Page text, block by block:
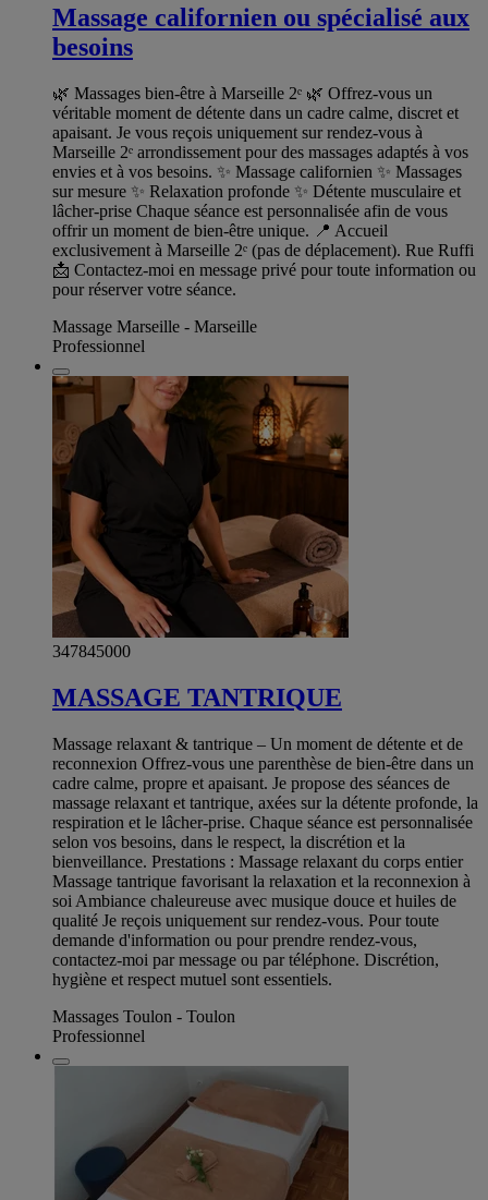
Massage californien ou spécialisé aux
besoins
🌿 Massages bien-être à Marseille 2ᵉ 🌿 Offrez-vous un
véritable moment de détente dans un cadre calme, discret et
apaisant. Je vous reçois uniquement sur rendez-vous à
Marseille 2ᵉ arrondissement pour des massages adaptés à vos
envies et à vos besoins. ✨ Massage californien ✨ Massages
sur mesure ✨ Relaxation profonde ✨ Détente musculaire et
lâcher-prise Chaque séance est personnalisée afin de vous
offrir un moment de bien-être unique. 📍 Accueil
exclusivement à Marseille 2ᵉ (pas de déplacement). Rue Ruffi
📩 Contactez-moi en message privé pour toute information ou
pour réserver votre séance.
Massage Marseille - Marseille
Professionnel
347845000
MASSAGE TANTRIQUE
Massage relaxant & tantrique – Un moment de détente et de
reconnexion Offrez-vous une parenthèse de bien-être dans un
cadre calme, propre et apaisant. Je propose des séances de
massage relaxant et tantrique, axées sur la détente profonde, la
respiration et le lâcher-prise. Chaque séance est personnalisée
selon vos besoins, dans le respect, la discrétion et la
bienveillance. Prestations : Massage relaxant du corps entier
Massage tantrique favorisant la relaxation et la reconnexion à
soi Ambiance chaleureuse avec musique douce et huiles de
qualité Je reçois uniquement sur rendez-vous. Pour toute
demande d'information ou pour prendre rendez-vous,
contactez-moi par message ou par téléphone. Discrétion,
hygiène et respect mutuel sont essentiels.
Massages Toulon - Toulon
Professionnel